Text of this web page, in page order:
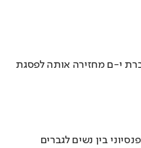
י-ם מחזירה אותה לפסגת
בין נשים לגברים